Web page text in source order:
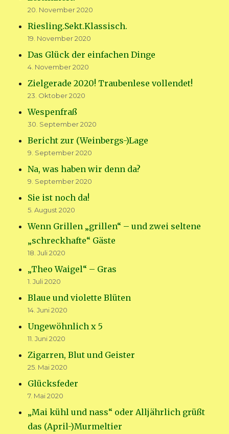
20. November 2020
Riesling.Sekt.Klassisch.
19. November 2020
Das Glück der einfachen Dinge
4. November 2020
Zielgerade 2020! Traubenlese vollendet!
23. Oktober 2020
Wespenfraß
30. September 2020
Bericht zur (Weinbergs-)Lage
9. September 2020
Na, was haben wir denn da?
9. September 2020
Sie ist noch da!
5. August 2020
Wenn Grillen „grillen“ – und zwei seltene
„schreckhafte“ Gäste
18. Juli 2020
„Theo Waigel“ – Gras
1. Juli 2020
Blaue und violette Blüten
14. Juni 2020
Ungewöhnlich x 5
11. Juni 2020
Zigarren, Blut und Geister
25. Mai 2020
Glücksfeder
7. Mai 2020
„Mai kühl und nass“ oder Alljährlich grüßt
das (April-)Murmeltier